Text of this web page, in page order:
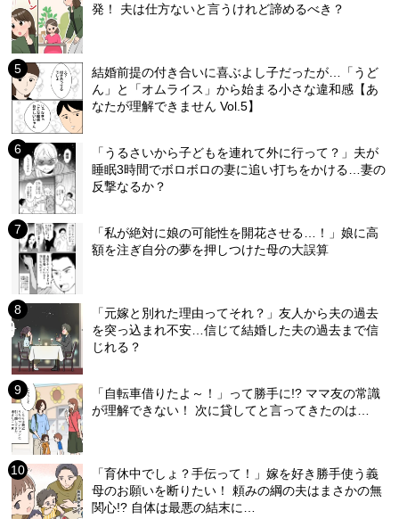
発！ 夫は仕方ないと言うけれど諦めるべき？
結婚前提の付き合いに喜ぶよし子だったが…「うど
ん」と「オムライス」から始まる小さな違和感【あ
なたが理解できません Vol.5】
「うるさいから子どもを連れて外に行って？」夫が
睡眠3時間でボロボロの妻に追い打ちをかける…妻の
反撃なるか？
「私が絶対に娘の可能性を開花させる…！」娘に高
額を注ぎ自分の夢を押しつけた母の大誤算
「元嫁と別れた理由ってそれ？」友人から夫の過去
を突っ込まれ不安…信じて結婚した夫の過去まで信
じれる？
「自転車借りたよ～！」って勝手に!? ママ友の常識
が理解できない！ 次に貸してと言ってきたのは…
「育休中でしょ？手伝って！」嫁を好き勝手使う義
母のお願いを断りたい！ 頼みの綱の夫はまさかの無
関心!? 自体は最悪の結末に…